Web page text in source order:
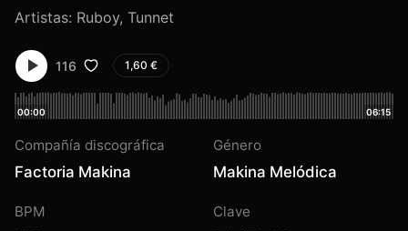
Artistas: Ruboy, Tunnet
116 1,60 €
00:00 06:15
Compañía discográfica
Factoria Makina
Género
Makina Melódica
BPM Clave